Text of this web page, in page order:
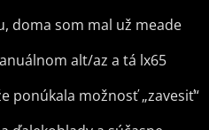
doma som mal už meade
alt/az a tá lx65
ponúkala možnosť „zavesiť“